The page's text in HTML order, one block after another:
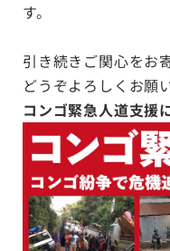
す。
引き続きご関心をお
どうぞよろしくお願
コンゴ緊急人道支援